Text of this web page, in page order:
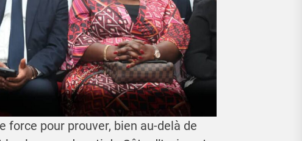
force pour prouver, bien au-delà de